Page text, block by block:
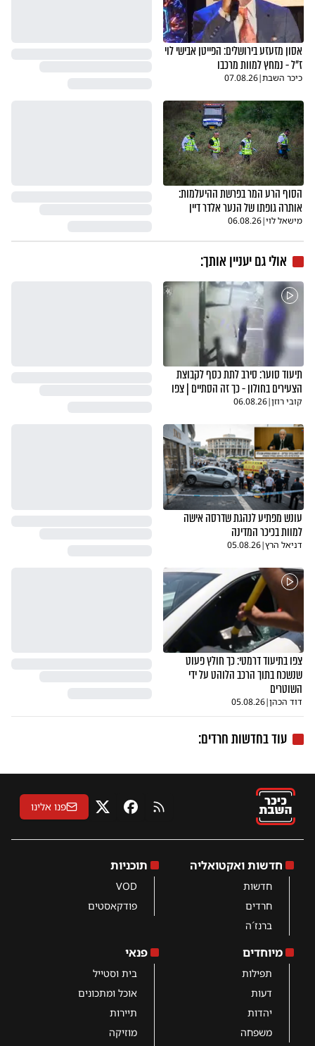
אסון מזעזע בירושלים: הפייטן אבישי לוי
ז"ל - נמחץ למוות מרכבו
כיכר השבת|
07.08.26
הסוף הרע המר בפרשת ההיעלמות:
אותרה גופתו של הנער אלדר דיין
מישאל לוי|
06.08.26
אולי גם יעניין אותך:
תיעוד סוער: סירב לתת כסף לקבוצת
הצעירים בחולון - כך זה הסתיים | צפו
קובי רוזן|
06.08.26
עונש מפתיע לנהגת שדרסה אישה
למוות בכיכר המדינה
דניאל הרץ|
05.08.26
צפו בתיעוד דרמטי: כך חולץ פעוט
שנשכח בתוך הרכב הלוהט על ידי
השוטרים
דוד הכהן|
05.08.26
עוד בחדשות חרדים:
RSS פייסבוקX פנו אלינו
חדשות ואקטואליה
חדשות
חרדים
ברנז´ה
תוכניות
VOD
פודקאסטים
מיוחדים
תפילות
דעות
יהדות
משפחה
פנאי
בית וסטייל
אוכל ומתכונים
תיירות
מוזיקה